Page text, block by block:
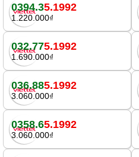
0394.35.1992
1.220.000₫
032.775.1992
1.690.000₫
036.885.1992
3.060.000₫
0358.65.1992
3.060.000₫